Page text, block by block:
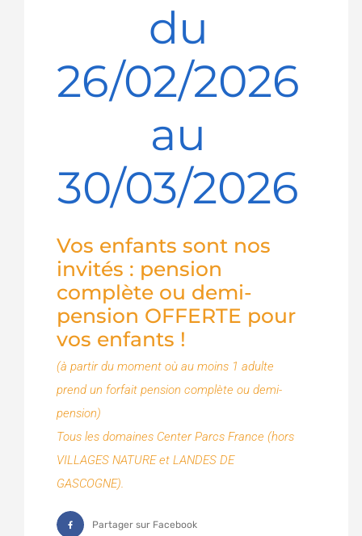
du
26/02/2026
au
30/03/2026
Vos enfants sont nos
invités : pension
complète ou demi-
pension OFFERTE pour
vos enfants !
(à partir du moment où au moins 1 adulte
prend un forfait pension complète ou demi-
pension)
Tous les domaines Center Parcs France (hors
VILLAGES NATURE et LANDES DE
GASCOGNE).
Partager sur Facebook